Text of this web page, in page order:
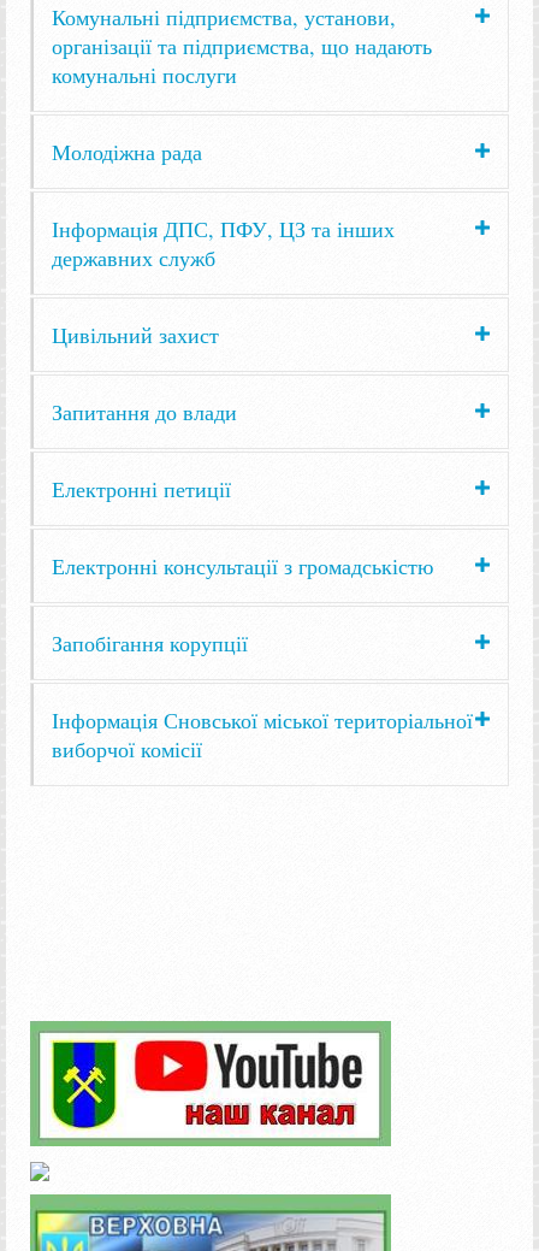
Комунальні підприємства, установи,
організації та підприємства, що надають
комунальні послуги
Молодіжна рада
Інформація ДПС, ПФУ, ЦЗ та інших
державних служб
Цивільний захист
Запитання до влади
Електронні петиції
Електронні консультації з громадськістю
Запобігання корупції
Інформація Сновської міської територіальної
виборчої комісії